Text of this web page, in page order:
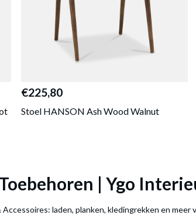
€225,80
Stoel HANSON Ash Wood Walnut
| Ygo
laden, planken, kledingrekken en meer